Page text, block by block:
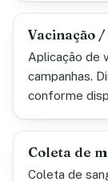
Vacinação
Aplicação de
campanhas.
conforme
Coleta de
Coleta de